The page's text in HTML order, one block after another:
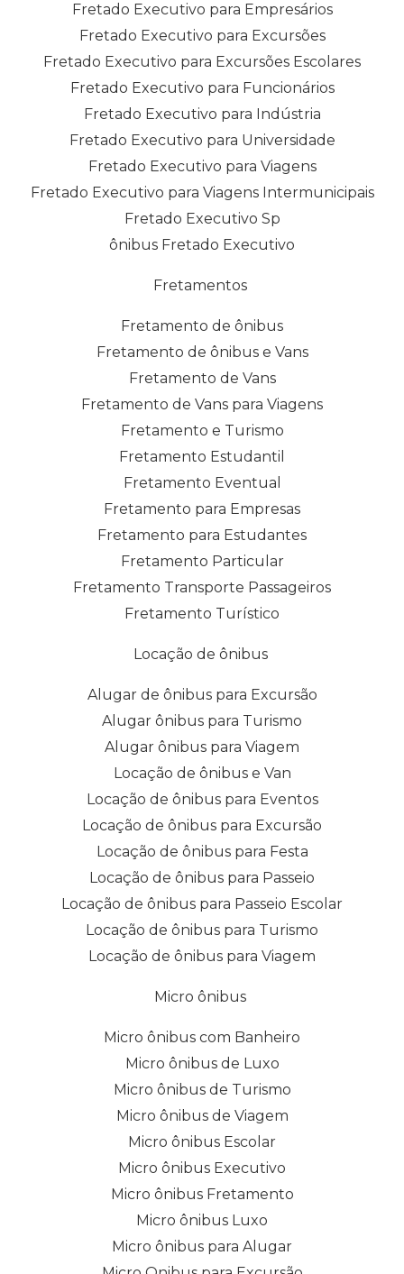
Fretado Executivo para Empresários
Fretado Executivo para Excursões
Fretado Executivo para Excursões Escolares
Fretado Executivo para Funcionários
Fretado Executivo para Indústria
Fretado Executivo para Universidade
Fretado Executivo para Viagens
Fretado Executivo para Viagens Intermunicipais
Fretado Executivo Sp
ônibus Fretado Executivo
Fretamentos
Fretamento de ônibus
Fretamento de ônibus e Vans
Fretamento de Vans
Fretamento de Vans para Viagens
Fretamento e Turismo
Fretamento Estudantil
Fretamento Eventual
Fretamento para Empresas
Fretamento para Estudantes
Fretamento Particular
Fretamento Transporte Passageiros
Fretamento Turístico
Locação de ônibus
Alugar de ônibus para Excursão
Alugar ônibus para Turismo
Alugar ônibus para Viagem
Locação de ônibus e Van
Locação de ônibus para Eventos
Locação de ônibus para Excursão
Locação de ônibus para Festa
Locação de ônibus para Passeio
Locação de ônibus para Passeio Escolar
Locação de ônibus para Turismo
Locação de ônibus para Viagem
Micro ônibus
Micro ônibus com Banheiro
Micro ônibus de Luxo
Micro ônibus de Turismo
Micro ônibus de Viagem
Micro ônibus Escolar
Micro ônibus Executivo
Micro ônibus Fretamento
Micro ônibus Luxo
Micro ônibus para Alugar